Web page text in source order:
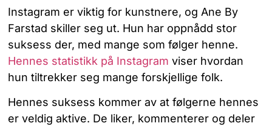
Instagram er viktig for kunstnere, og Ane By
Farstad skiller seg ut. Hun har oppnådd stor
suksess der, med mange som følger henne.
Hennes statistikk på Instagram viser hvordan
hun tiltrekker seg mange forskjellige folk.
Hennes suksess kommer av at følgerne hennes
er veldig aktive. De liker, kommenterer og deler